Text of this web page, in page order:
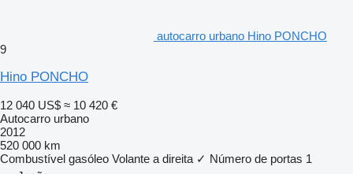
autocarro urbano Hino PONCHO
9
Hino PONCHO
12 040 US$ ≈ 10 420 €
Autocarro urbano
2012
520 000 km
Combustível gasóleo Volante a direita ✓ Número de portas 1